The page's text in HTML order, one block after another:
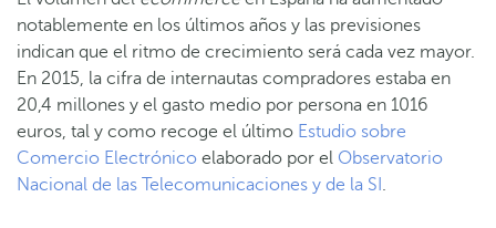
notablemente en los últimos años y las previsiones
indican que el ritmo de crecimiento será cada vez mayor.
En 2015, la cifra de internautas compradores estaba en
20,4 millones y el gasto medio por persona en 1016
euros, tal y como recoge el último Estudio sobre
Comercio Electrónico elaborado por el Observatorio
Nacional de las Telecomunicaciones y de la SI .